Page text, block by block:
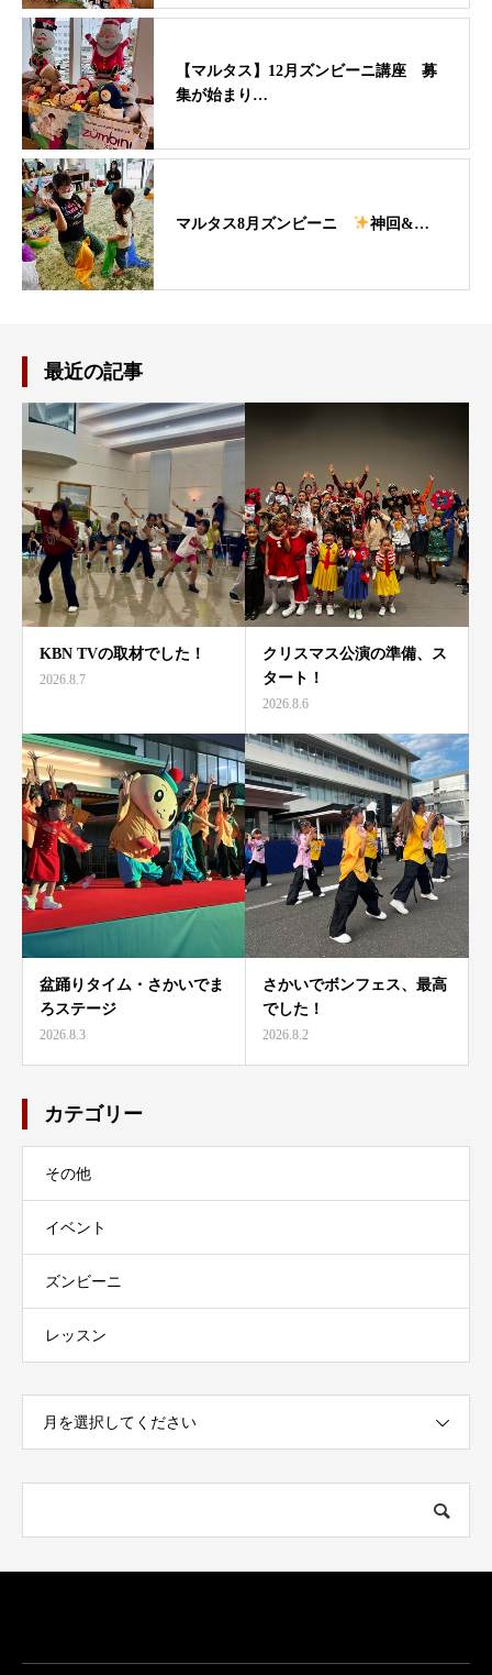
【マルタス】12月ズンビーニ講座 募
集が始まり…
マルタス8月ズンビーニ 神回&…
最近の記事
KBN TVの取材でした！
2026.8.7
クリスマス公演の準備、ス
タート！
2026.8.6
盆踊りタイム・さかいでま
ろステージ
2026.8.3
さかいでボンフェス、最高
でした！
2026.8.2
カテゴリー
その他
イベント
ズンビーニ
レッスン
月を選択してください